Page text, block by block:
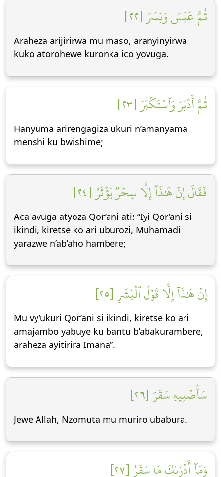
ثُمَّ عَبَسَ وَبَسَرَ [٢٢]
Araheza arijirirwa mu maso, aranyinyirwa
kuko atorohewe kuronka ico yovuga.
ثُمَّ أَدۡبَرَ وَٱسۡتَكۡبَرَ [٢٣]
Hanyuma arirengagiza ukuri n’amanyama
menshi ku bwishime;
فَقَالَ إِنۡ هَٰذَآ إِلَّا سِحۡرٞ يُؤۡثَرُ [٢٤]
Aca avuga atyoza Qor’ani ati: “Iyi Qor’ani si
ikindi, kiretse ko ari uburozi, Muhamadi
yarazwe n’ab’aho hambere;
إِنۡ هَٰذَآ إِلَّا قَوۡلُ ٱلۡبَشَرِ [٢٥]
Mu vy’ukuri Qor’ani si ikindi, kiretse ko ari
amajambo yabuye ku bantu b’abakurambere,
araheza ayitirira Imana”.
سَأُصۡلِيهِ سَقَرَ [٢٦]
Jewe Allah, Nzomuta mu muriro ubabura.
وَمَآ أَدۡرَىٰكَ مَا سَقَرُ [٢٧]